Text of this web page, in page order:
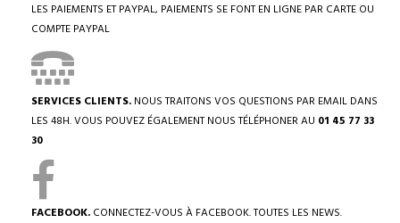
LES PAIEMENTS ET PAYPAL, PAIEMENTS SE FONT EN LIGNE PAR CARTE OU
COMPTE PAYPAL
SERVICES CLIENTS. NOUS TRAITONS VOS QUESTIONS PAR EMAIL DANS
LES 48H. VOUS POUVEZ ÉGALEMENT NOUS TÉLÉPHONER AU 01 45 77 33
30
FACEBOOK. CONNECTEZ-VOUS À FACEBOOK. TOUTES LES NEWS.